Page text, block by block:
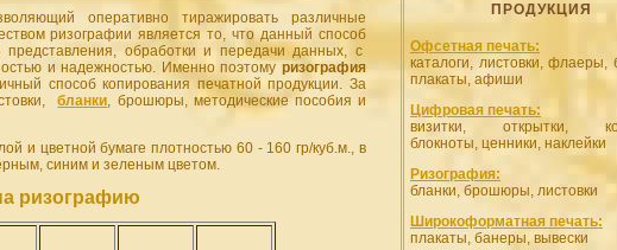
оперативно тиражировать различные
ризографии является то, что данный способ
обработки и передачи данных, с
и надежностью. Именно поэтому ризография
способ копирования печатной продукции. За
бланки, брошюры, методические пособия и
и цветной бумаге плотностью 60 - 160 гр/куб.м., в
синим и зеленым цветом.
ризографию
ПРОДУКЦИЯ
Офсетная печать:
каталоги, листовки, флаеры,
плакаты, афиши
Цифровая печать:
визитки, открытки,
блокноты, ценники, наклейки
Ризография:
бланки, брошюры, листовки
Широкоформатная печать:
плакаты, банеры, вывески